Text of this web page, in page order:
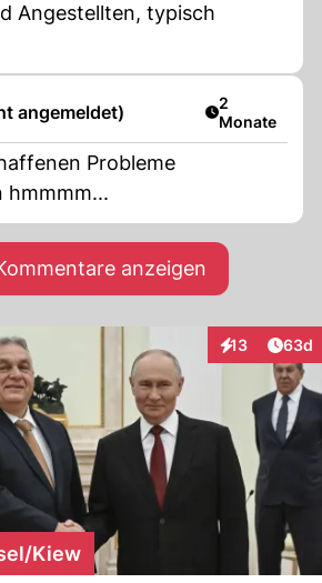
Angestellten, typisch
angemeldet) Artikel
2
Monate
Probleme
anzeigen
13
Interaktionen
63d
Kiew